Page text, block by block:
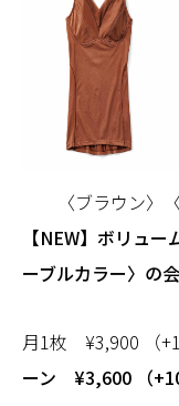
〈ブラウン〉
【NEW】ボリュ
ーブルカラー〉の会
月1枚 ¥3,900 （
ーン ¥3,600 （